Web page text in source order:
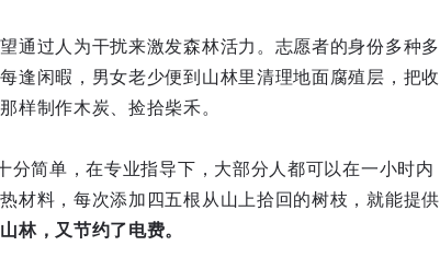
通过人为干扰来激发森林活力。志愿者的身份多种多
逢闲暇，男女老少便到山林里清理地面腐殖层，把收
样制作木炭、捡拾柴禾。
分简单，在专业指导下，大部分人都可以在一小时内
材料，每次添加四五根从山上拾回的树枝，就能提供
林，又节约了电费。